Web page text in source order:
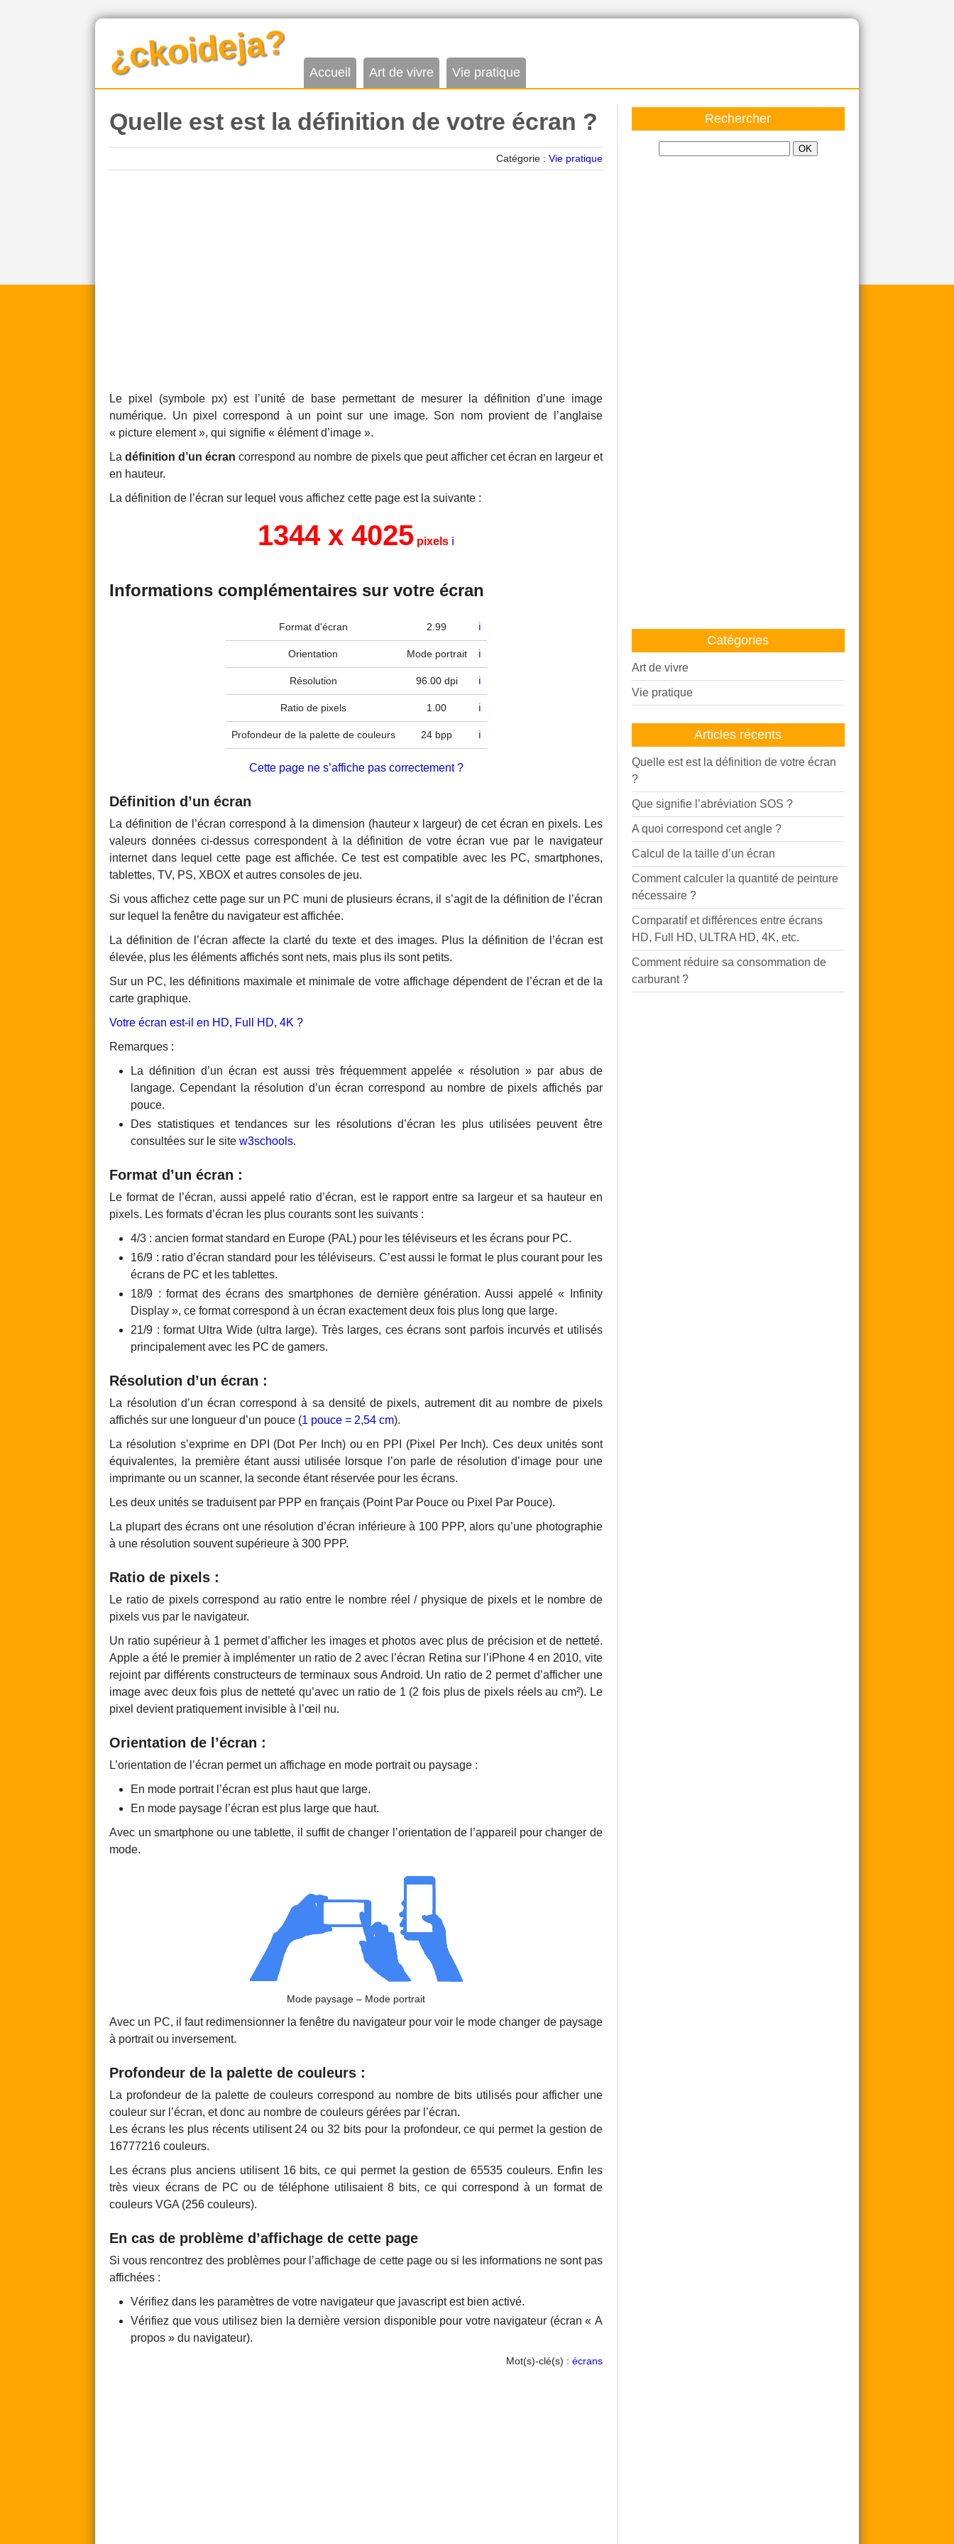
¿ckoideja? Accueil Art de vivre Vie pratique
Quelle est est la définition de votre écran ?
Catégorie : Vie pratique
Le pixel (symbole px) est l’unité de base permettant de mesurer la définition d’une image
numérique. Un pixel correspond à un point sur une image. Son nom provient de l’anglaise
« picture element », qui signifie « élément d’image ».
Ladéfinition d’un écran correspond au nombre de pixels que peut afficher cet écran en largeur et
en hauteur.
La définition de l’écran sur lequel vous affichez cette page est la suivante :
1344 x 4025 pixels ℹ
Informations complémentaires sur votre écran
Format d'écran 2.99 ℹ
Orientation Mode portrait ℹ
Résolution 96.00 dpi ℹ
Ratio de pixels 1.00 ℹ
Profondeur de la palette de couleurs 24 bpp ℹ
Cette page ne s’affiche pas correctement ?
Définition d’un écran
La définition de l’écran correspond à la dimension (hauteur x largeur) de cet écran en pixels. Les
valeurs données ci-dessus correspondent à la définition de votre écran vue par le navigateur
internet dans lequel cette page est affichée. Ce test est compatible avec les PC, smartphones,
tablettes, TV, PS, XBOX et autres consoles de jeu.
Si vous affichez cette page sur un PC muni de plusieurs écrans, il s’agit de la définition de l’écran
sur lequel la fenêtre du navigateur est affichée.
La définition de l’écran affecte la clarté du texte et des images. Plus la définition de l’écran est
élevée, plus les éléments affichés sont nets, mais plus ils sont petits.
Sur un PC, les définitions maximale et minimale de votre affichage dépendent de l’écran et de la
carte graphique.
Votre écran est-il en HD, Full HD, 4K ?
Remarques :
La définition d’un écran est aussi très fréquemment appelée « résolution » par abus de
langage. Cependant la résolution d’un écran correspond au nombre de pixels affichés par
pouce.
Des statistiques et tendances sur les résolutions d’écran les plus utilisées peuvent être
consultées sur le sitew3schools.
Format d’un écran :
Le format de l’écran, aussi appelé ratio d’écran, est le rapport entre sa largeur et sa hauteur en
pixels. Les formats d’écran les plus courants sont les suivants :
4/3 : ancien format standard en Europe (PAL) pour les téléviseurs et les écrans pour PC.
16/9 : ratio d’écran standard pour les téléviseurs. C’est aussi le format le plus courant pour les
écrans de PC et les tablettes.
18/9 : format des écrans des smartphones de dernière génération. Aussi appelé « Infinity
Display », ce format correspond à un écran exactement deux fois plus long que large.
21/9 : format Ultra Wide (ultra large). Très larges, ces écrans sont parfois incurvés et utilisés
principalement avec les PC de gamers.
Résolution d’un écran :
La résolution d’un écran correspond à sa densité de pixels, autrement dit au nombre de pixels
affichés sur une longueur d’un pouce (1 pouce = 2,54 cm).
La résolution s’exprime en DPI (Dot Per Inch) ou en PPI (Pixel Per Inch). Ces deux unités sont
équivalentes, la première étant aussi utilisée lorsque l’on parle de résolution d’image pour une
imprimante ou un scanner, la seconde étant réservée pour les écrans.
Les deux unités se traduisent par PPP en français (Point Par Pouce ou Pixel Par Pouce).
La plupart des écrans ont une résolution d’écran inférieure à 100 PPP, alors qu’une photographie
à une résolution souvent supérieure à 300 PPP.
Ratio de pixels :
Le ratio de pixels correspond au ratio entre le nombre réel / physique de pixels et le nombre de
pixels vus par le navigateur.
Un ratio supérieur à 1 permet d’afficher les images et photos avec plus de précision et de netteté.
Apple a été le premier à implémenter un ratio de 2 avec l’écran Retina sur l’iPhone 4 en 2010, vite
rejoint par différents constructeurs de terminaux sous Android. Un ratio de 2 permet d’afficher une
image avec deux fois plus de netteté qu’avec un ratio de 1 (2 fois plus de pixels réels au cm²). Le
pixel devient pratiquement invisible à l’œil nu.
Orientation de l’écran :
L’orientation de l’écran permet un affichage en mode portrait ou paysage :
En mode portrait l’écran est plus haut que large.
En mode paysage l’écran est plus large que haut.
Avec un smartphone ou une tablette, il suffit de changer l’orientation de l’appareil pour changer de
mode.
Mode paysage – Mode portrait
Avec un PC, il faut redimensionner la fenêtre du navigateur pour voir le mode changer de paysage
à portrait ou inversement.
Profondeur de la palette de couleurs :
La profondeur de la palette de couleurs correspond au nombre de bits utilisés pour afficher une
couleur sur l’écran, et donc au nombre de couleurs gérées par l’écran.
Les écrans les plus récents utilisent 24 ou 32 bits pour la profondeur, ce qui permet la gestion de
16777216 couleurs.
Les écrans plus anciens utilisent 16 bits, ce qui permet la gestion de 65535 couleurs. Enfin les
très vieux écrans de PC ou de téléphone utilisaient 8 bits, ce qui correspond à un format de
couleurs VGA (256 couleurs).
En cas de problème d’affichage de cette page
Si vous rencontrez des problèmes pour l’affichage de cette page ou si les informations ne sont pas
affichées :
Vérifiez dans les paramètres de votre navigateur que javascript est bien activé.
Vérifiez que vous utilisez bien la dernière version disponible pour votre navigateur (écran « A
propos » du navigateur).
Mot(s)-clé(s) : écrans
Rechercher
Catégories
Art de vivre
Vie pratique
Articles récents
Quelle est est la définition de votre écran
?
Que signifie l’abréviation SOS ?
A quoi correspond cet angle ?
Calcul de la taille d’un écran
Comment calculer la quantité de peinture
nécessaire ?
Comparatif et différences entre écrans
HD, Full HD, ULTRA HD, 4K, etc.
Comment réduire sa consommation de
carburant ?